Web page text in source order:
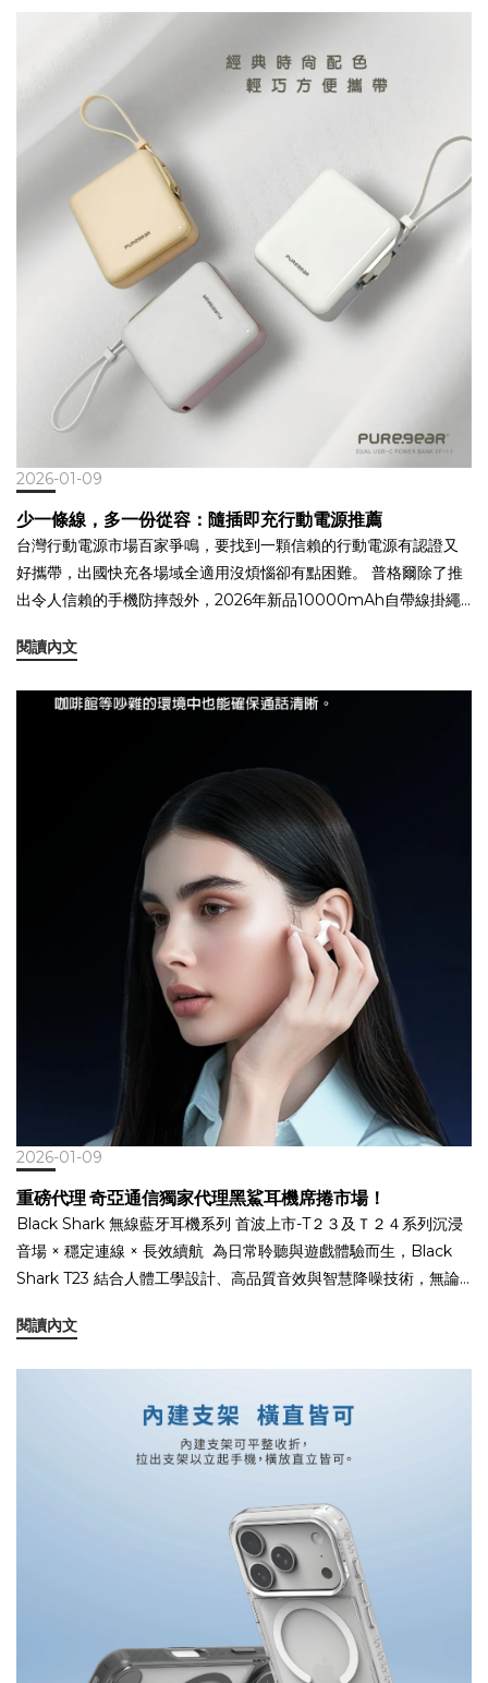
搞定手機・手錶・耳機的隨身快充方案出國、通勤、日常外出，一
＋內建雙線＋Apple Watch 充電，輕巧隨行，隨時滿電。 點進來
瞭解更多行動電源
2026-01-09
少一條線，多一份從容：隨插即充行動電源推薦
台灣行動電源市場百家爭鳴，要找到一顆信賴的行動電源有認證又
好攜帶，出國快充各場域全適用沒煩惱卻有點困難。 普格爾除了推
出令人信賴的手機防摔殼外，2026年新品10000mAh自帶線掛繩
容量電池搭配雙輸出，實用性高 ☑️掛繩方便外出、旅遊或戶外使用
電源在各種場景都讓使用者風格入手，不到千元的價格(售價$ 990
閱讀內文
2026-01-09
重磅代理 奇亞通信獨家代理黑鯊耳機席捲市場！
Black Shark 無線藍牙耳機系列 首波上市-T２３及Ｔ２４系列沉浸
音場 × 穩定連線 × 長效續航 為日常聆聽與遊戲體驗而生，Black
Shark T23 結合人體工學設計、高品質音效與智慧降噪技術，無論
驗。#千元內最強黑鯊耳機全日配戴・各功能兼顧 專為日常生活與
舒適又安心的聆聽體驗。官網上架熱賣中 點進來瞭解更多黑鯊耳機
閱讀內文